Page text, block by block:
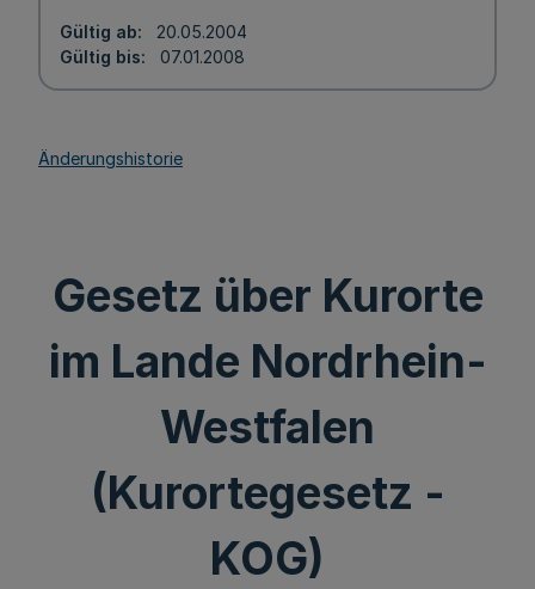
Gültig ab
20.05.2004
Gültig bis
07.01.2008
Änderungshistorie
Gesetz über Kurorte
im Lande Nordrhein-
Westfalen
(Kurortegesetz -
KOG)